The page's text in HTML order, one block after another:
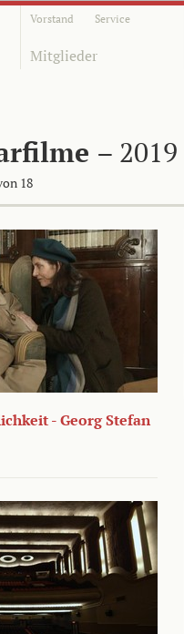
Vorstand Service
Mitglieder
– 2019
18
- Georg Stefan